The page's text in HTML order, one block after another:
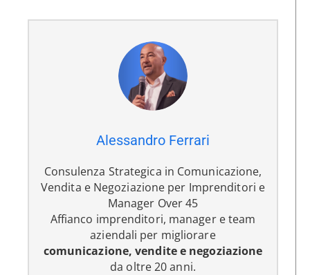
Alessandro Ferrari
Consulenza Strategica in Comunicazione,
Vendita e Negoziazione per Imprenditori e
Manager Over 45
Affianco imprenditori, manager e team
aziendali per migliorare
comunicazione, vendite e negoziazione
da oltre 20 anni.